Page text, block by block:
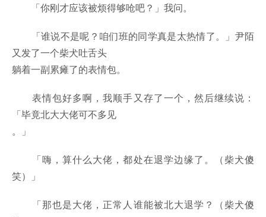
「你刚才应该被烦得够呛吧？」我问。
「谁说不是呢？咱们班的同学真是太热情了。」尹陌
又发了一个柴犬吐舌头
躺着一副累瘫了的表情包。
表情包好多啊，我顺手又存了一个，然后继续说：
「毕竟北大大佬可不多见
。」
「嗨，算什么大佬，都处在退学边缘了。（柴犬傻
笑）」
「那也是大佬，正常人谁能被北大退学？（柴犬傻